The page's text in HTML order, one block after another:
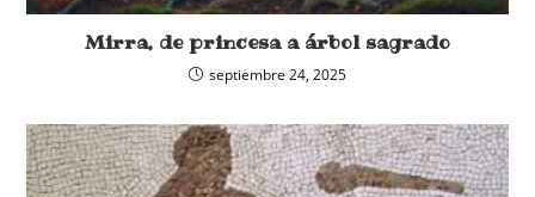
Mirra, de princesa a árbol sagrado
septiembre 24, 2025